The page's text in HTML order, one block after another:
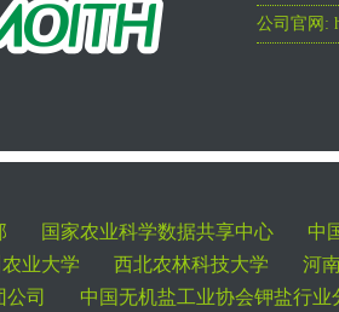
公司官网:
国家农业科学数据共享中心
中
农业大学 西北农林科技大学
河
司
中国无机盐工业协会钾盐行业